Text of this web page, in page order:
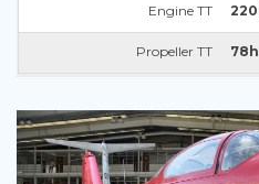
Engine TT
Propeller TT 78h